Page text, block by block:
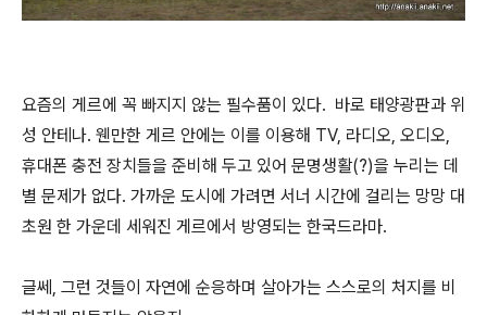
요즘의 게르에 꼭 빠지지 않는 필수품이 있다. 바로 태양광판과 위
성 안테나. 웬만한 게르 안에는 이를 이용해 TV, 라디오, 오디오,
휴대폰 충전 장치들을 준비해 두고 있어 문명생활(?)을 누리는 데
별 문제가 없다. 가까운 도시에 가려면 서너 시간에 걸리는 망망 대
초원 한 가운데 세워진 게르에서 방영되는 한국드라마.
글쎄, 그런 것들이 자연에 순응하며 살아가는 스스로의 처지를 비